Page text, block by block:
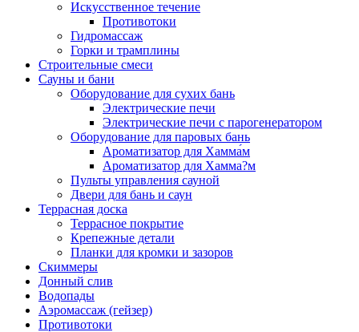
Искусственное течение
Противотоки
Гидромассаж
Горки и трамплины
Строительные смеси
Сауны и бани
Оборудование для сухих бань
Электрические печи
Электрические печи с парогенератором
Оборудование для паровых бань
Ароматизатор для Хамма́м
Ароматизатор для Хамма?м
Пульты управления сауной
Двери для бань и саун
Террасная доска
Террасное покрытие
Крепежные детали
Планки для кромки и зазоров
Скиммеры
Донный слив
Водопады
Аэромассаж (гейзер)
Противотоки